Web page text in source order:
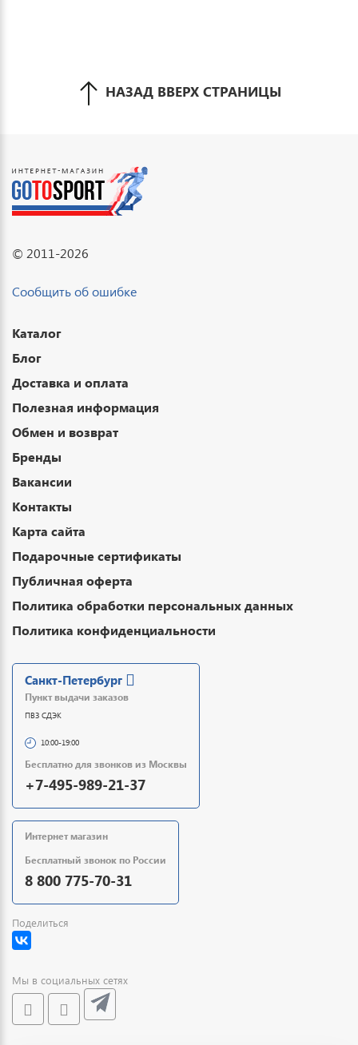
НАЗАД ВВЕРХ СТРАНИЦЫ
© 2011-2026
Сообщить об ошибке
Каталог
Блог
Доставка и оплата
Полезная информация
Обмен и возврат
Бренды
Вакансии
Контакты
Карта сайта
Подарочные сертификаты
Публичная оферта
Политика обработки персональных данных
Политика конфиденциальности
Санкт-Петербург
Пункт выдачи заказов
ПВЗ СДЭК
10:00-19:00
Бесплатно для звонков из Москвы
+7-495-989-21-37
Интернет магазин
Бесплатный звонок по России
8 800 775-70-31
Поделиться
Мы в социальных сетях